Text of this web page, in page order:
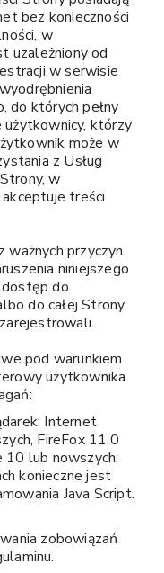
bez konieczności
w
uzależniony od
w serwisie
do których pełny
użytkownicy, którzy
może w
z Usług
w
treści
ważnych przyczyn,
niniejszego
dostęp do
do całej Strony
pod warunkiem
użytkownika
Internet
FireFox 11.0
10 lub nowszych;
konieczne jest
Java Script.
zobowiązań